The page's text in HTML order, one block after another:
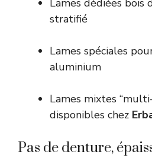
Lames dédiées bois
stratifié
Lames spéciales
aluminium
Lames mixtes
disponibles chez
Pas de denture,